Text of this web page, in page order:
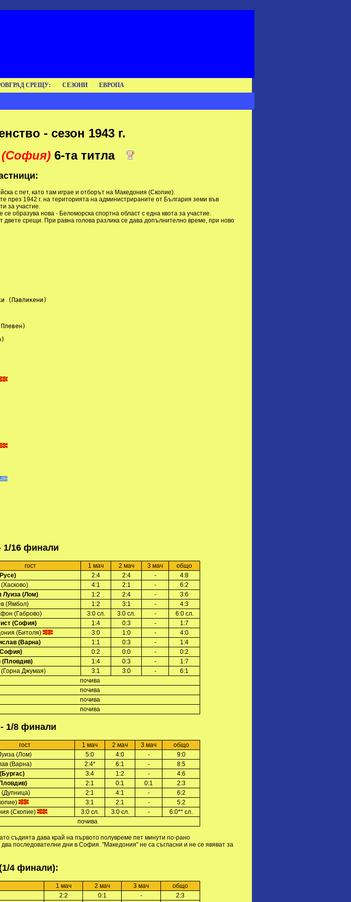
СРЕЩУ: СЕЗОНИ ЕВРОПА
- сезон 1943 г.
6-та титла
с пет, като там играе и отборът на Македония (Скопие).
през 1942 г. на територията на администрираните от България земи във
за участие.
образува нова - Беломорска спортна област с една квота за участие.
срещи. При равна голова разлика се дава допълнително време, при ново
(Павликени)
1/16 финали
гост 1 мач 2 мач 3 мач
общо
2:4 2:4 -
4:8
(Хасково) 4:1 2:1 -
6:2
Луиза (Лом) 1:2 2:4 -
3:6
(Ямбол) 1:2 3:1 -
4:3
(Габрово) 3:0 сл. 3:0 сл. -
6:0 сл.
(София) 1:4 0:3 -
1:7
(Битоля) 3:0 1:0 -
4:0
(Варна) 1:1 0:3 -
1:4
0:2 0:0 -
0:2
(Пловдив) 1:4 0:3 -
1:7
(Горна Джумая) 3:1 3:0 -
6:1
почива
почива
почива
почива
1/8 финали
гост 1 мач 2 мач 3 мач
общо
(Лом) 5:0 4:0 -
9:0
(Варна) 2:4* 6:1 -
8:5
3:4 1:2 -
4:6
2:1 0:1 0:1
2:3
(Дупница) 2:1 4:1 -
6:2
3:1 2:1 -
5:2
(Скопие) 3:0 сл. 3:0 сл. -
6:0** сл.
почива
съдията дава край на първото полувреме пет минути по-рано
последователни дни в София. "Македония" не са съгласни и не се явяват за
4 финали):
1 мач 2 мач 3 мач
общо
2:2 0:1 -
2:3